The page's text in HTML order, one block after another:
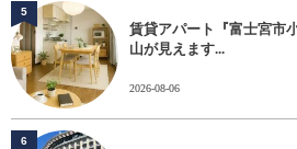
賃貸アパート『富士宮
山が見えます...
2026-08-06
5
6